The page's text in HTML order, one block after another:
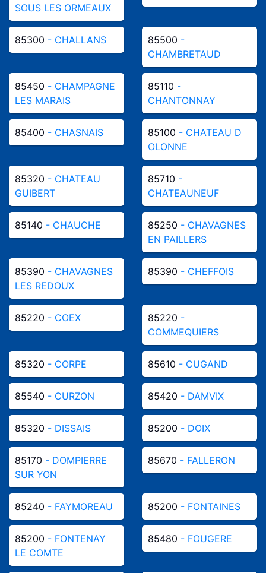
SOUS LES ORMEAUX
85300 - CHALLANS 85500 -
CHAMBRETAUD
85450 - CHAMPAGNE
LES MARAIS
85110 -
CHANTONNAY
85400 - CHASNAIS 85100 - CHATEAU D
OLONNE
85320 - CHATEAU
GUIBERT
85710 -
CHATEAUNEUF
85140 - CHAUCHE 85250 - CHAVAGNES
EN PAILLERS
85390 - CHAVAGNES
LES REDOUX
85390 - CHEFFOIS
85220 - COEX 85220 -
COMMEQUIERS
85320 - CORPE 85610 - CUGAND
85540 - CURZON 85420 - DAMVIX
85320 - DISSAIS 85200 - DOIX
85170 - DOMPIERRE
SUR YON
85670 - FALLERON
85240 - FAYMOREAU 85200 - FONTAINES
85200 - FONTENAY
LE COMTE
85480 - FOUGERE